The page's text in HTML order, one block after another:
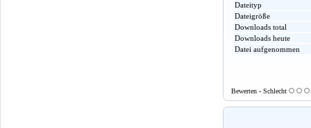
Dateityp
Dateigröße
Downloads total
Downloads heute
Datei aufgenommen
Bewerten - Schlecht